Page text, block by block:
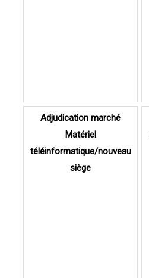
Adjudication marché
Matériel
téléinformatique/nouveau
siège